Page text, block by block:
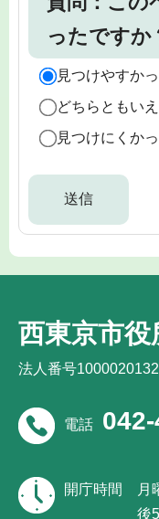
ったですか
見つけやすか
どちらともい
見つけにくか
西東京市役
法人番号
電話
開庁時間
月
後